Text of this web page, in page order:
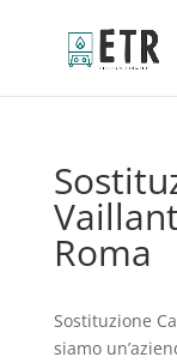
Roma
Sostituzione
siamo